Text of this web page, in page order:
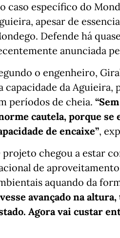
caso específico do
apesar de
Defende há
anunciada
o engenheiro,
capacidade da
períodos de cheia.
cautela, porque
de encaixe”,
projeto chegou a estar
de
aquando da
avançado na
Agora vai custar